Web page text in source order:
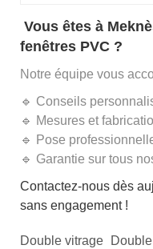
Vous êtes à
fenêtres PVC ?
Notre équipe vous
🔹 Conseils
🔹 Mesures et
🔹 Pose
🔹 Garantie sur tous
Contactez-nous dès
sans engagement !
Double vitrage